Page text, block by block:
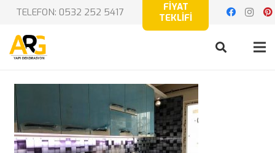
TELEFON: 0532 252 5417
FİYAT
TEKLİFİ